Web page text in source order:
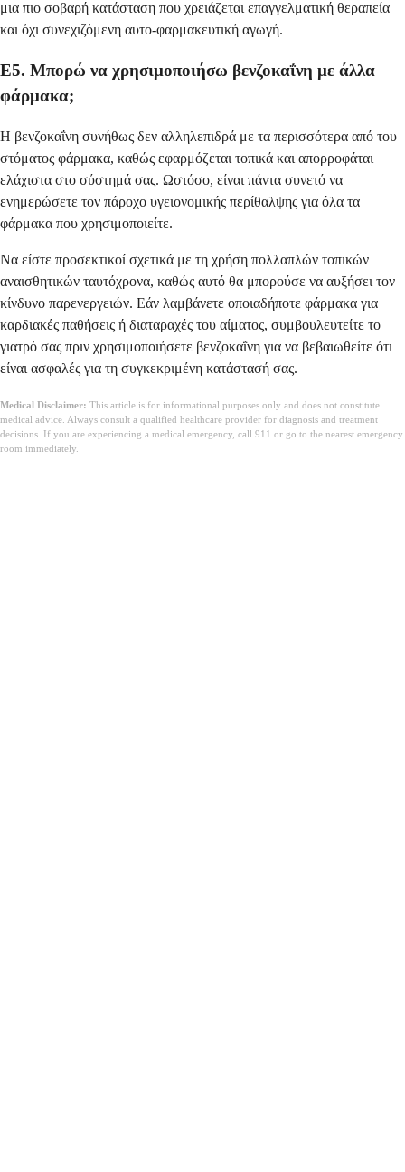
μια πιο σοβαρή κατάσταση που χρειάζεται επαγγελματική θεραπεία
και όχι συνεχιζόμενη αυτο-φαρμακευτική αγωγή.
Ε5. Μπορώ να χρησιμοποιήσω βενζοκαΐνη με άλλα
φάρμακα;
Η βενζοκαΐνη συνήθως δεν αλληλεπιδρά με τα περισσότερα από του
στόματος φάρμακα, καθώς εφαρμόζεται τοπικά και απορροφάται
ελάχιστα στο σύστημά σας. Ωστόσο, είναι πάντα συνετό να
ενημερώσετε τον πάροχο υγειονομικής περίθαλψης για όλα τα
φάρμακα που χρησιμοποιείτε.
Να είστε προσεκτικοί σχετικά με τη χρήση πολλαπλών τοπικών
αναισθητικών ταυτόχρονα, καθώς αυτό θα μπορούσε να αυξήσει τον
κίνδυνο παρενεργειών. Εάν λαμβάνετε οποιαδήποτε φάρμακα για
καρδιακές παθήσεις ή διαταραχές του αίματος, συμβουλευτείτε το
γιατρό σας πριν χρησιμοποιήσετε βενζοκαΐνη για να βεβαιωθείτε ότι
είναι ασφαλές για τη συγκεκριμένη κατάστασή σας.
Medical Disclaimer: This article is for informational purposes only and does not constitute
medical advice. Always consult a qualified healthcare provider for diagnosis and treatment
decisions. If you are experiencing a medical emergency, call 911 or go to the nearest emergency
room immediately.